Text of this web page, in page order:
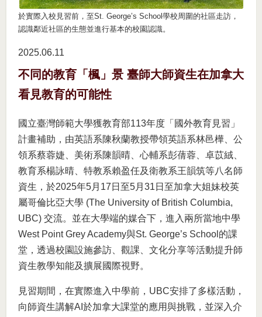
於實際入校見習前，至St. George’s School學校周圍的社區走訪，
認識鄰近社區的生態並進行基本的校園認識。
2025.06 11
不同的教育「楓」景 臺師大師資生在加拿大
看見教育的可能性
國立臺灣師範大學獲教育部113年度「國外教育見習」
計畫補助，由英語系陳秋蘭教授帶領英語系林邑樺、公
領系蔡蓉婕、美術系陳韻晴、心輔系彭蒨蓉、卓苡絨、
教育系楊詠晴、特教系賴盈任及衛教系王韻筑等八名師
資生，於2025年5月17日至5月31日至加拿大姐妹校英
屬哥倫比亞大學 (The University of British Columbia,
UBC) 交流。並在大學端的媒合下，進入兩所當地中學
West Point Grey Academy與St. George’s School的課
堂，透過校園設施參訪、觀課、文化分享等活動提升師
資生教學知能及擴展國際視野。
見習期間，在實際進入中學前，UBC安排了多樣活動，
向師資生講解AI於加拿大課堂的應用與挑戰，並深入介